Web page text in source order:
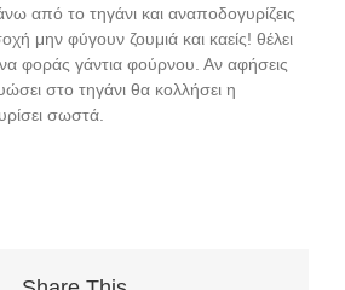
από το τηγάνι και αναποδογυρίζεις
μην φύγουν ζουμιά και καείς! θέλει
φοράς γάντια φούρνου. Αν αφήσεις
στο τηγάνι θα κολλήσει η
σωστά.